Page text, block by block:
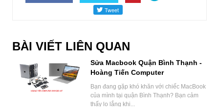
BÀI VIẾT LIÊN QUAN
Sửa Macbook Quận Bình Thạnh -
Hoàng Tiến Computer
Bạn đang gặp khó khăn với chiếc MacBook
của mình tại quận Bình Thạnh? Bạn cảm
thấy lo lắng khi...